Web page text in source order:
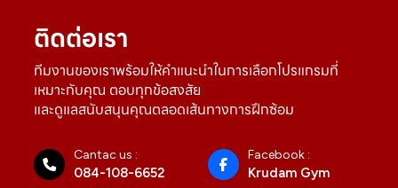
ติดต่อเรา
ทีมงานของเราพร้อมให้คำแนะนำในการเลือกโปรแกรมที่
เหมาะกับคุณ ตอบทุกข้อสงสัย
และดูแลสนับสนุนคุณตลอดเส้นทางการฝึกซ้อม
Cantac us :
084-108-6652
Facebook :
Krudam Gym